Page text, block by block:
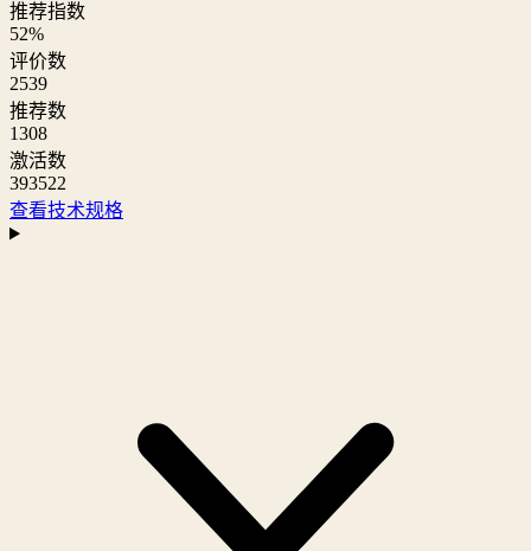
推荐指数
52%
评价数
2539
推荐数
1308
激活数
393522
查看技术规格